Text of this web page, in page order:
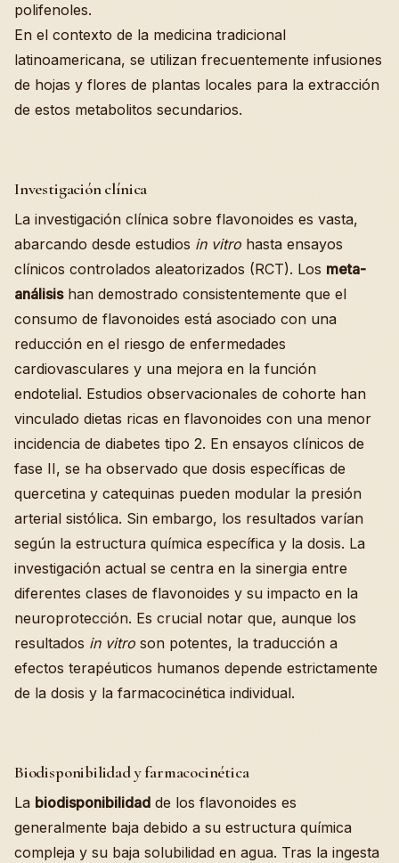
polifenoles.
En el contexto de la medicina tradicional
latinoamericana, se utilizan frecuentemente infusiones
de hojas y flores de plantas locales para la extracción
de estos metabolitos secundarios.
Investigación clínica
La investigación clínica sobre flavonoides es vasta,
abarcando desde estudios in vitro hasta ensayos
clínicos controlados aleatorizados (RCT). Los meta-
análisishan demostrado consistentemente que el
consumo de flavonoides está asociado con una
reducción en el riesgo de enfermedades
cardiovasculares y una mejora en la función
endotelial. Estudios observacionales de cohorte han
vinculado dietas ricas en flavonoides con una menor
incidencia de diabetes tipo 2. En ensayos clínicos de
fase II, se ha observado que dosis específicas de
quercetina y catequinas pueden modular la presión
arterial sistólica. Sin embargo, los resultados varían
según la estructura química específica y la dosis. La
investigación actual se centra en la sinergia entre
diferentes clases de flavonoides y su impacto en la
neuroprotección. Es crucial notar que, aunque los
resultados in vitro son potentes, la traducción a
efectos terapéuticos humanos depende estrictamente
de la dosis y la farmacocinética individual.
Biodisponibilidad y farmacocinética
La biodisponibilidad de los flavonoides es
generalmente baja debido a su estructura química
compleja y su baja solubilidad en agua. Tras la ingesta